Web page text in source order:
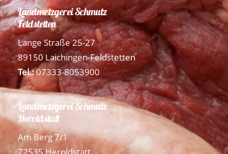
Landmetzgerei Schmutz
Feldstetten
Lange Straße 25-27
89150 Laichingen-Feldstetten
Tel.:07333-8053900
Landmetzgerei Schmutz
Heroldstatt
Am Berg 7/1
72535 Heroldstatt